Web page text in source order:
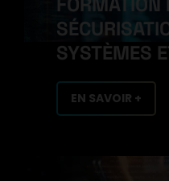
SYSTÈMES
EN SAVOIR +